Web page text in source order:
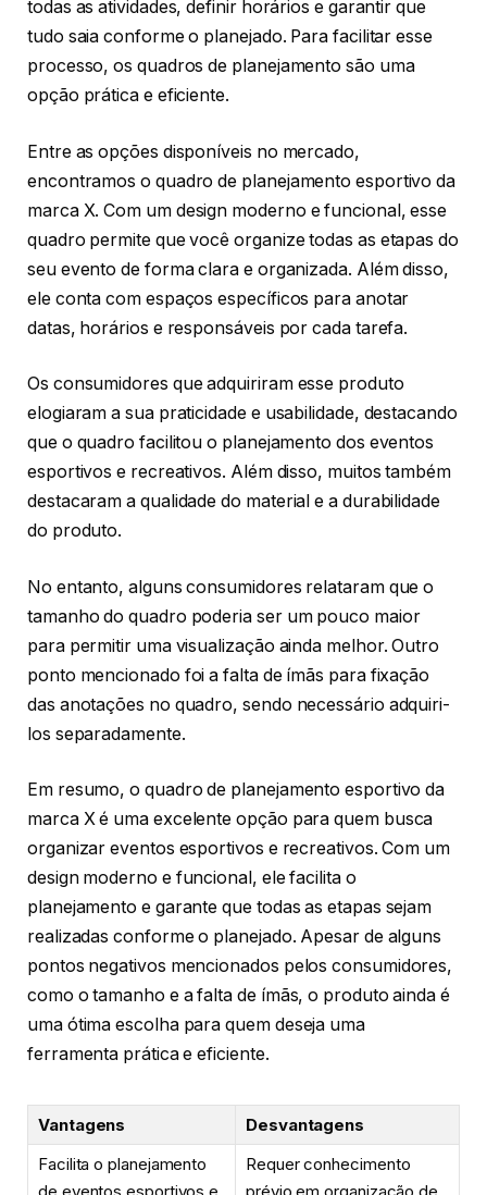
todas as atividades, definir horários e garantir que
tudo saia conforme o planejado. Para facilitar esse
processo, os quadros de planejamento são uma
opção prática e eficiente.
Entre as opções disponíveis no mercado,
encontramos o quadro de planejamento esportivo da
marca X. Com um design moderno e funcional, esse
quadro permite que você organize todas as etapas do
seu evento de forma clara e organizada. Além disso,
ele conta com espaços específicos para anotar
datas, horários e responsáveis por cada tarefa.
Os consumidores que adquiriram esse produto
elogiaram a sua praticidade e usabilidade, destacando
que o quadro facilitou o planejamento dos eventos
esportivos e recreativos. Além disso, muitos também
destacaram a qualidade do material e a durabilidade
do produto.
No entanto, alguns consumidores relataram que o
tamanho do quadro poderia ser um pouco maior
para permitir uma visualização ainda melhor. Outro
ponto mencionado foi a falta de ímãs para fixação
das anotações no quadro, sendo necessário adquiri-
los separadamente.
Em resumo, o quadro de planejamento esportivo da
marca X é uma excelente opção para quem busca
organizar eventos esportivos e recreativos. Com um
design moderno e funcional, ele facilita o
planejamento e garante que todas as etapas sejam
realizadas conforme o planejado. Apesar de alguns
pontos negativos mencionados pelos consumidores,
como o tamanho e a falta de ímãs, o produto ainda é
uma ótima escolha para quem deseja uma
ferramenta prática e eficiente.
Vantagens
Desvantagens
Facilita o planejamento
Requer conhecimento